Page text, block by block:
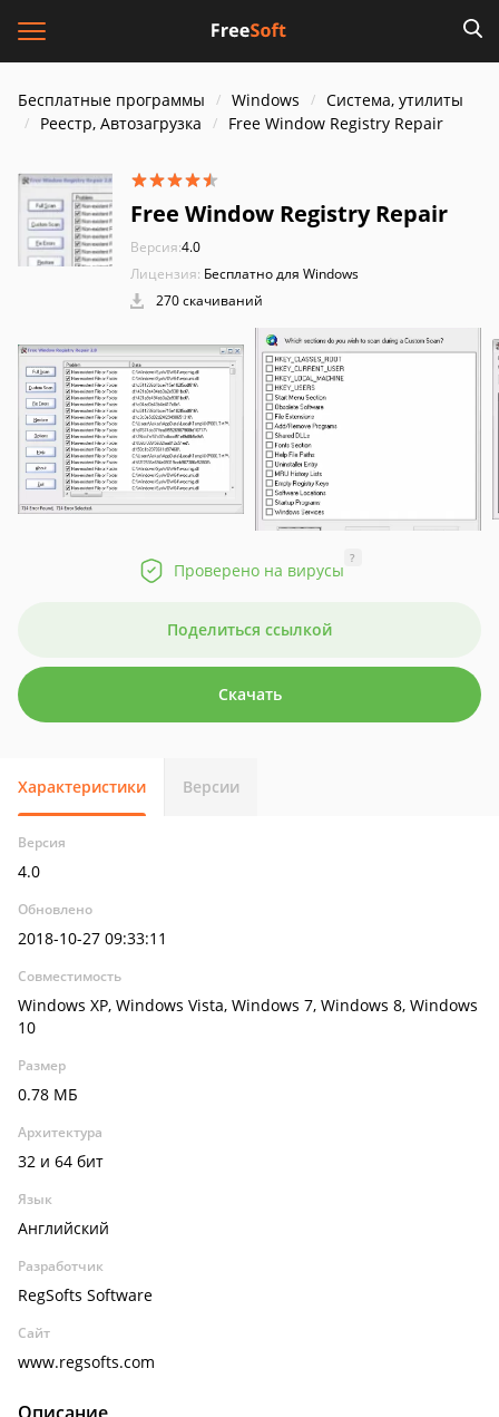
Бесплатные программы Windows
Система, утилиты
Реестр, Автозагрузка
Free Window Registry Repair
Free Window Registry Repair
Версия:4.0
Лицензия: Бесплатно для Windows
270 скачиваний
Проверено на вирусы
?
Поделиться ссылкой
Скачать
Характеристики Версии
Версия
4.0
Обновлено
2018-10-27 09:33:11
Совместимость
Windows XP, Windows Vista, Windows 7, Windows 8, Windows
10
Размер
0.78 МБ
Архитектура
32 и 64 бит
Язык
Английский
Разработчик
RegSofts Software
Сайт
www.regsofts.com